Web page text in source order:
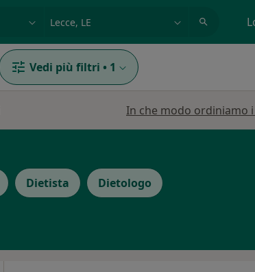
Vedi più filtri • 1
In che modo ordiniamo
Dietista Dietologo